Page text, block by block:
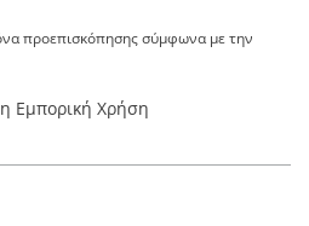
προεπισκόπησης σύμφωνα με την
Εμπορική Χρήση